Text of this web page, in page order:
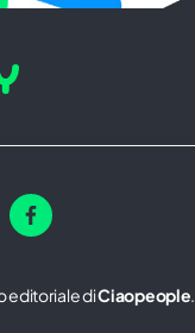
editoriale diCiaopeople.